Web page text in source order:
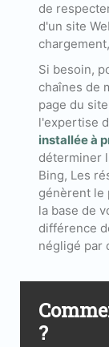
de
d'un site
Si besoin,
chaînes de
page du
l'expertise
installée à
déterminer
Bing, Les
génèrent le
la base de
différence
négligé par
?